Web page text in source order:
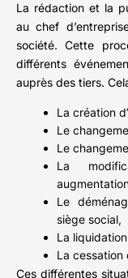
La rédaction et la
au chef
société. Cette
différents
auprès des tiers.
La création
Le
Le
La
Le
siège social,
La
La cessation
Ces différentes